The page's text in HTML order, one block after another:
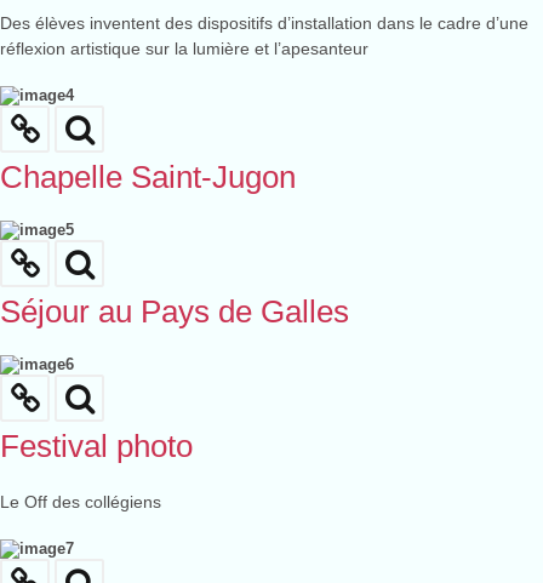
Des élèves inventent des dispositifs d’installation dans le cadre d’une
réflexion artistique sur la lumière et l’apesanteur
Chapelle Saint-Jugon
Séjour au Pays de Galles
Festival photo
Le Off des collégiens